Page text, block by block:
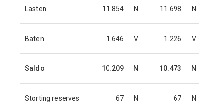
Lasten 11.854 N 11.698 N
Baten 1.646 V 1.226 V
Saldo 10.209 N 10.473 N
Storting reserves 67 N 67 N